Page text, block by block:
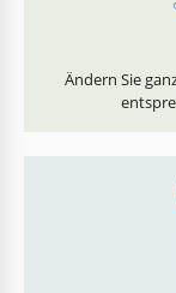
Ändern Sie